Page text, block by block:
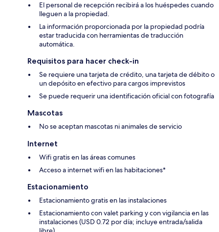
El personal de recepción recibirá a los huéspedes cuando
lleguen a la propiedad.
La información proporcionada por la propiedad podría
estar traducida con herramientas de traducción
automática.
Requisitos para hacer check-in
Se requiere una tarjeta de crédito, una tarjeta de débito o
un depósito en efectivo para cargos imprevistos
Se puede requerir una identificación oficial con fotografía
Mascotas
No se aceptan mascotas ni animales de servicio
Internet
Wifi gratis en las áreas comunes
Acceso a internet wifi en las habitaciones*
Estacionamiento
Estacionamiento gratis en las instalaciones
Estacionamiento con valet parking y con vigilancia en las
instalaciones (USD 0.72 por día; incluye entrada/salida